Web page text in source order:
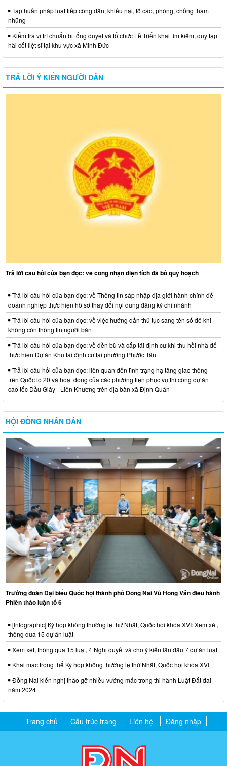
Tập huấn pháp luật tiếp công dân, khiếu nại, tố cáo, phòng, chống tham
nhũng
Kiểm tra vị trí chuẩn bị tổng duyệt và tổ chức Lễ Triển khai tìm kiếm, quy tập
hài cốt liệt sĩ tại khu vực xã Minh Đức
TRẢ LỜI Ý KIẾN NGƯỜI DÂN
Trả lời câu hỏi của bạn đọc: về công nhận diện tích đã bỏ quy hoạch
Trả lời câu hỏi của bạn đọc: về Thông tin sáp nhập địa giới hành chính để
doanh nghiệp thực hiện hồ sơ thay đổi nội dung đăng ký chi nhánh
Trả lời câu hỏi của bạn đọc: về việc hướng dẫn thủ tục sang tên sổ đỏ khi
không còn thông tin người bán
Trả lời câu hỏi của bạn đọc: về đền bù và cấp tái định cư khi thu hồi nhà để
thực hiện Dự án Khu tái định cư tại phường Phước Tân
Trả lời câu hỏi của bạn đọc: liên quan đến tình trạng hạ tầng giao thông
trên Quốc lộ 20 và hoạt động của các phương tiện phục vụ thi công dự án
cao tốc Dầu Giây - Liên Khương trên địa bàn xã Định Quán
HỘI ĐỒNG NHÂN DÂN
Trưởng đoàn Đại biểu Quốc hội thành phố Đồng Nai Vũ Hồng Văn điều hành
Phiên thảo luận tổ 6
[Infographic] Kỳ họp không thường lệ thứ Nhất, Quốc hội khóa XVI: Xem xét,
thông qua 15 dự án luật
Xem xét, thông qua 15 luật, 4 Nghị quyết và cho ý kiến lần đầu 7 dự án luật
Khai mạc trọng thể Kỳ họp không thường lệ thứ Nhất, Quốc hội khóa XVI
Đồng Nai kiến nghị tháo gỡ nhiều vướng mắc trong thi hành Luật Đất đai
năm 2024
Trang chủ Cấu trúc trang Liên hệ Đăng nhập